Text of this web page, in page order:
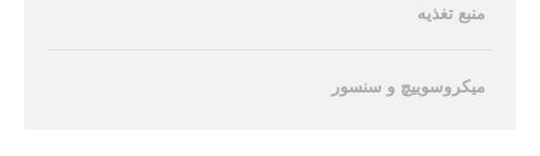
منبع تغذیه
میکروسوییچ و سنسور